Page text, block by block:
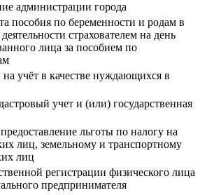
администрации города
пособия по беременности и родам в
страхователем на день
лица за пособием по
учёт в качестве нуждающихся в
учет и (или) государственная
льготы по налогу на
лиц, земельному и транспортному
лиц
регистрации физического лица
предпринимателя